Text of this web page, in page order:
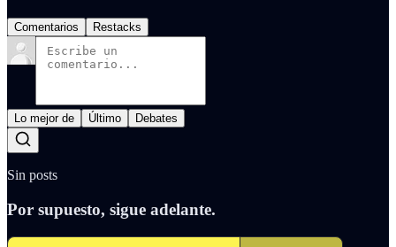
Comentarios Restacks
Lo mejor de Último Debates
Sin posts
Por supuesto, sigue adelante.